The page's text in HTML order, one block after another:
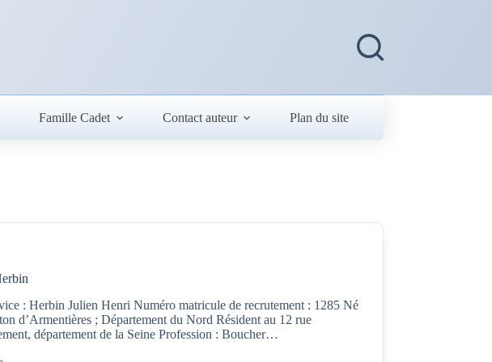
Famille Cadet Contact auteur Plan du site
: Herbin Julien Henri Numéro matricule de recrutement : 1285 Né
d’Armentières ; Département du Nord Résident au 12 rue
département de la Seine Profession : Boucher…